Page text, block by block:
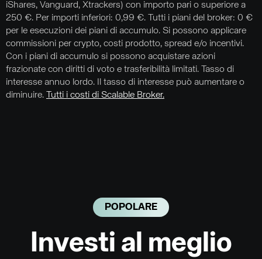
iShares, Vanguard, Xtrackers) con importo pari o superiore a
250 €. Per importi inferiori: 0,99 €. Tutti i piani del broker: 0 €
per le esecuzioni dei piani di accumulo. Si possono applicare
commissioni per crypto, costi prodotto, spread e/o incentivi.
Con i piani di accumulo si possono acquistare azioni
frazionate con diritti di voto e trasferibilità limitati. Tasso di
interesse annuo lordo. Il tasso di interesse può aumentare o
diminuire.
Tutti i costi di Scalable Broker.
POPOLARE
Investi al meglio